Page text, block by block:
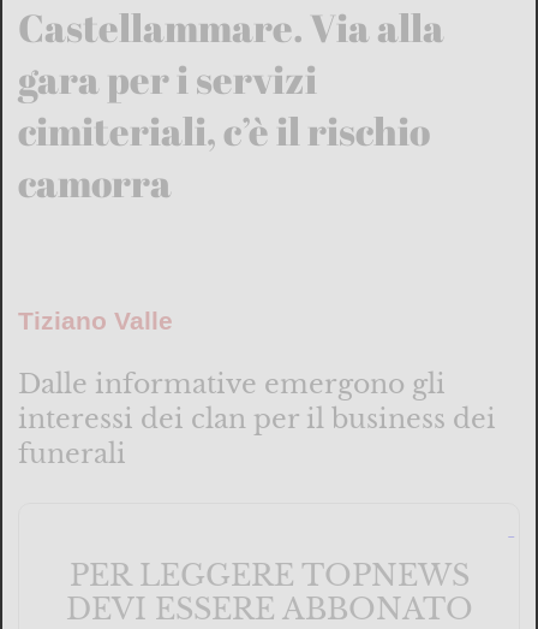
Castellammare. Via alla
gara per i servizi
cimiteriali, c’è il rischio
camorra
Tiziano Valle
Dalle informative emergono gli
interessi dei clan per il business dei
funerali
PER LEGGERE TOPNEWS
DEVI ESSERE ABBONATO